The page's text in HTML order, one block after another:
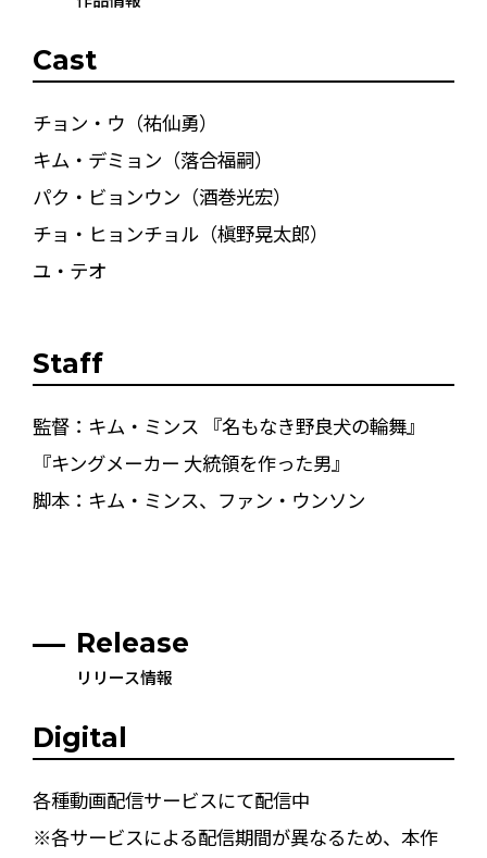
Cast
チョン・ウ（祐仙勇）
キム・デミョン（落合福嗣）
パク・ビョンウン（酒巻光宏）
チョ・ヒョンチョル（槇野晃太郎）
ユ・テオ
Staff
監督：キム・ミンス 『名もなき野良犬の輪舞』
『キングメーカー 大統領を作った男』
脚本：キム・ミンス、ファン・ウンソン
Release
リリース情報
Digital
各種動画配信サービスにて配信中
※各サービスによる配信期間が異なるため、本作